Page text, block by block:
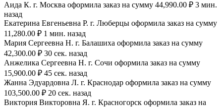
Аида К. г. Москва оформила заказ на сумму 44,990.00 ₽ 3 мин.
назад
Екатерина Евгеньевна Р. г. Люберцы оформила заказ на сумму
11,280.00 ₽ 1 мин. назад
Мария Сергеевна H. г. Балашиха оформила заказ на сумму
42,300.00 ₽ 30 сек. назад
Анжелика Сергеевна Н. г. Сочи оформила заказ на сумму
15,900.00 ₽ 45 сек. назад
Жанна Эдуардовна Л. г. Краснодар оформила заказ на сумму
103,500.00 ₽ 20 сек. назад
Виктория Викторовна Я. г. Красногорск оформила заказ на